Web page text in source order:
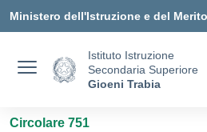
Ministero dell'Istruzione e del Merito
Istituto Istruzione
Secondaria Superiore
Gioeni Trabia
Circolare 751